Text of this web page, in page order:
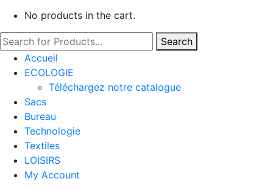
No products in the cart.
Search
Accueil
ECOLOGIE
Téléchargez notre catalogue
Sacs
Bureau
Technologie
Textiles
LOISIRS
My Account